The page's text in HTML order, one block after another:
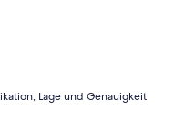
Lage und Genauigkeit